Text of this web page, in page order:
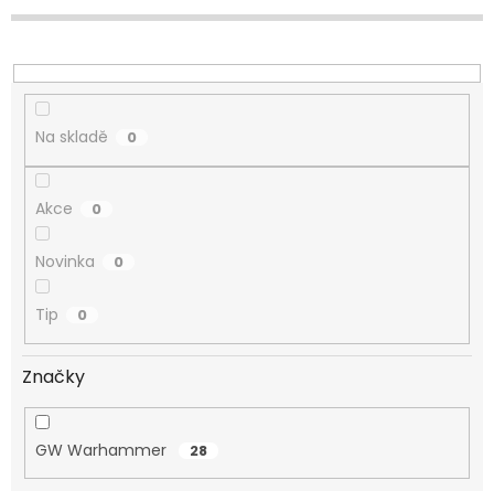
d
k
t
Na skladě 0
Akce 0
Novinka 0
Tip 0
Značky
GW Warhammer 28